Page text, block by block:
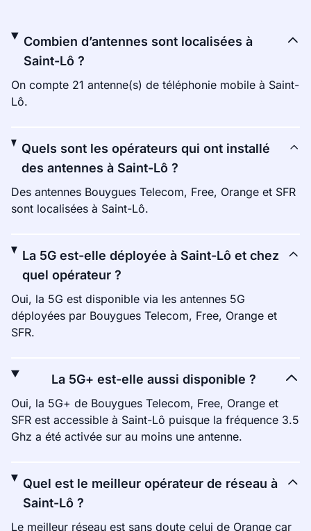
Combien d’antennes sont localisées à
Saint-Lô ?
On compte 21 antenne(s) de téléphonie mobile à Saint-
Lô.
Quels sont les opérateurs qui ont installé
des antennes à Saint-Lô ?
Des antennes Bouygues Telecom, Free, Orange et SFR
sont localisées à Saint-Lô.
La 5G est-elle déployée à Saint-Lô et chez
quel opérateur ?
Oui, la 5G est disponible via les antennes 5G
déployées par Bouygues Telecom, Free, Orange et
SFR.
La 5G+ est-elle aussi disponible ?
Oui, la 5G+ de Bouygues Telecom, Free, Orange et
SFR est accessible à Saint-Lô puisque la fréquence 3.5
Ghz a été activée sur au moins une antenne.
Quel est le meilleur opérateur de réseau à
Saint-Lô ?
Le meilleur réseau est sans doute celui de Orange car